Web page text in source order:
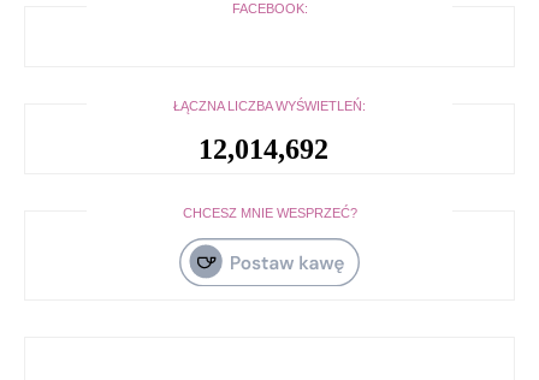
FACEBOOK:
ŁĄCZNA LICZBA WYŚWIETLEŃ:
12,014,692
CHCESZ MNIE WESPRZEĆ?